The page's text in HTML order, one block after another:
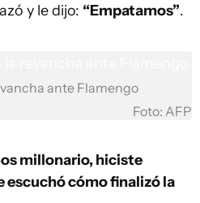
y le dijo: “Empatamos”.
ante Flamengo
Foto: AFP
millonario, hiciste
escuchó cómo finalizó la